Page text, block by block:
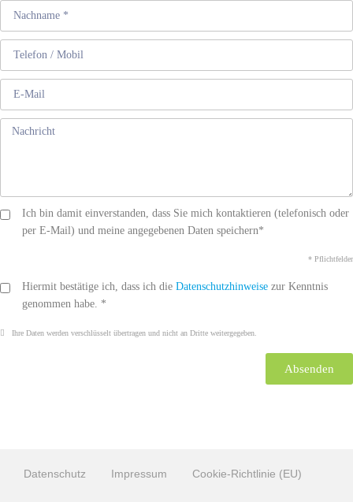
Datenschutz Impressum Cookie-Richtlinie (EU)
Ich bin damit einverstanden, dass Sie mich kontaktieren (telefonisch oder
per E-Mail) und meine angegebenen Daten speichern*
* Pflichtfelder
Hiermit bestätige ich, dass ich die Datenschutzhinweise zur Kenntnis
genommen habe. *
Ihre Daten werden verschlüsselt übertragen und nicht an Dritte weitergegeben.
Absenden